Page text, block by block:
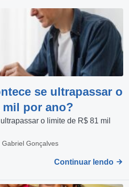
se ultrapassar o
mil por ano?
o limite de R$ 81 mil
Gonçalves
Continuar lendo